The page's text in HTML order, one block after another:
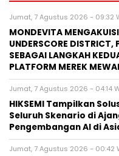
Jumat, 7 Agustus 2026 - 09:32
MONDEVITA
UNDERSCORE DISTRICT,
SEBAGAI LANGKAH
PLATFORM MEREK
Jumat, 7 Agustus 2026 - 04:14
HIKSEMI Tampilkan
Seluruh Skenario di
Pengembangan AI di
Jumat, 7 Agustus 2026 - 00:42